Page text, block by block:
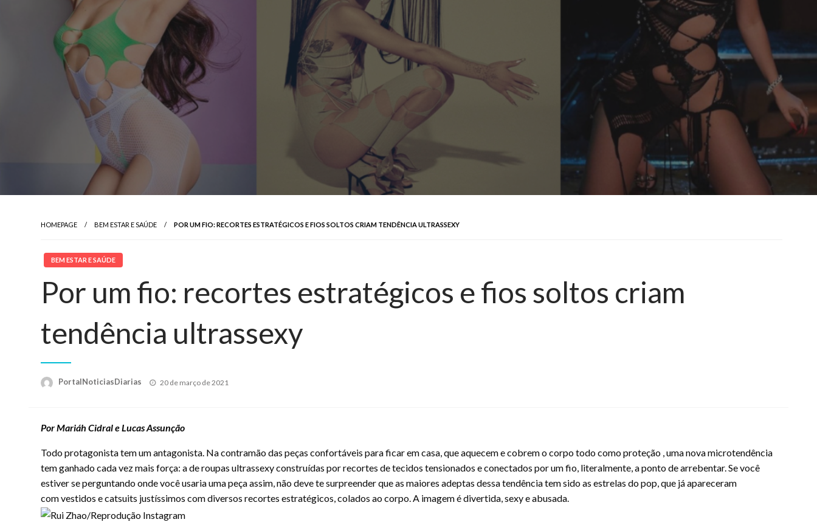
HOMEPAGE BEM ESTAR E SAÚDE POR UM FIO: RECORTES ESTRATÉGICOS E FIOS SOLTOS CRIAM TENDÊNCIA ULTRASSEXY
BEM ESTAR E SAÚDE
Por um fio: recortes estratégicos e fios soltos criam
tendência ultrassexy
PortalNoticiasDiarias
Posted
20 de março de 2021
Por Mariáh Cidral e Lucas Assunção
Todo protagonista tem um antagonista. Na contramão das peças confortáveis para ficar em casa, que aquecem e cobrem o corpo todo como proteção , uma nova microtendência
tem ganhado cada vez mais força: a de roupas ultrassexy construídas por recortes de tecidos tensionados e conectados por um fio, literalmente, a ponto de arrebentar. Se você
estiver se perguntando onde você usaria uma peça assim, não deve te surpreender que as maiores adeptas dessa tendência tem sido as estrelas do pop, que já apareceram
com vestidos e catsuits justíssimos com diversos recortes estratégicos, colados ao corpo. A imagem é divertida, sexy e abusada.